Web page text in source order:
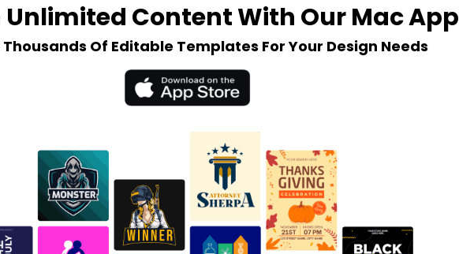
Unlimited Content With Our Mac App
Of Editable Templates For Your Design Needs